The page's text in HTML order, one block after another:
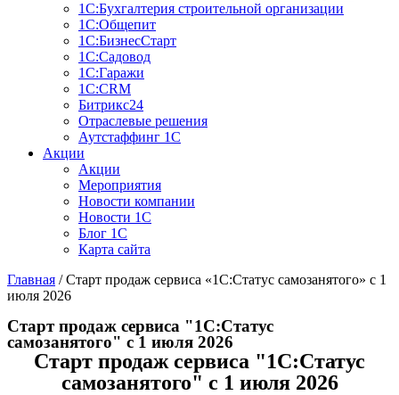
1С:Бухгалтерия строительной организации
1С:Общепит
1С:БизнеcСтарт
1С:Садовод
1С:Гаражи
1С:CRM
Битрикс24
Отраслевые решения
Аутстаффинг 1С
Акции
Акции
Мероприятия
Новости компании
Новости 1С
Блог 1С
Карта сайта
Главная /Старт продаж сервиса «1С:Статус самозанятого» с 1
июля 2026
Старт продаж сервиса "1С:Статус
самозанятого" с 1 июля 2026
Старт продаж сервиса "1С:Статус
самозанятого" с 1 июля 2026